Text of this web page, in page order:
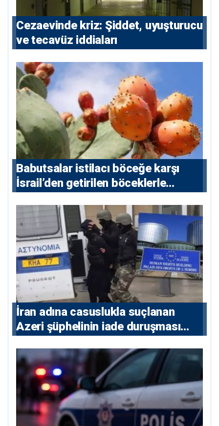
Cezaevinde kriz: Şiddet, uyuşturucu
ve tecavüz iddiaları
Babutsalar istilacı böceğe karşı
İsrail’den getirilen böceklerle
İran adına casuslukla suçlanan
Azeri şüphelinin iade duruşması